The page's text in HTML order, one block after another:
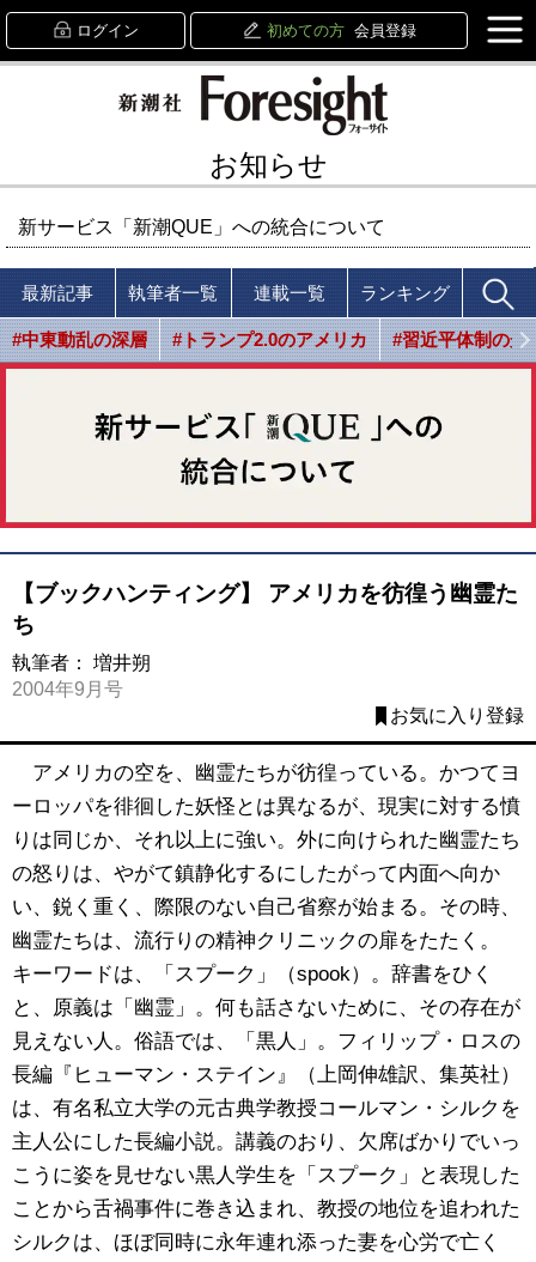
ログイン 初めての方 会員登録
お知らせ
新サービス「新潮QUE」への統合について
最新記事 執筆者一覧 連載一覧 ランキング
#中東動乱の深層 #トランプ2.0のアメリカ #習近平体制の光
【ブックハンティング】 アメリカを彷徨う幽霊た
ち
執筆者： 増井朔
2004年9月号
お気に入り登録
アメリカの空を、幽霊たちが彷徨っている。かつてヨ
ーロッパを徘徊した妖怪とは異なるが、現実に対する憤
りは同じか、それ以上に強い。外に向けられた幽霊たち
の怒りは、やがて鎮静化するにしたがって内面へ向か
い、鋭く重く、際限のない自己省察が始まる。その時、
幽霊たちは、流行りの精神クリニックの扉をたたく。
キーワードは、「スプーク」（spook）。辞書をひく
と、原義は「幽霊」。何も話さないために、その存在が
見えない人。俗語では、「黒人」。フィリップ・ロスの
長編『ヒューマン・ステイン』（上岡伸雄訳、集英社）
は、有名私立大学の元古典学教授コールマン・シルクを
主人公にした長編小説。講義のおり、欠席ばかりでいっ
こうに姿を見せない黒人学生を「スプーク」と表現した
ことから舌禍事件に巻き込まれ、教授の地位を追われた
シルクは、ほぼ同時に永年連れ添った妻を心労で亡く